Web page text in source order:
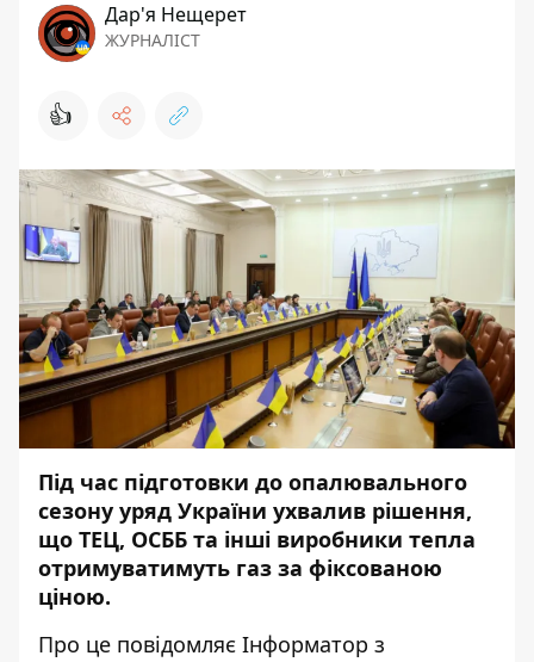
Дар'я Нещерет
ЖУРНАЛІСТ
👍
Під час підготовки до опалювального
сезону уряд України ухвалив рішення,
що ТЕЦ, ОСББ та інші виробники тепла
отримуватимуть газ за фіксованою
ціною.
Про це повідомляє Інформатор з